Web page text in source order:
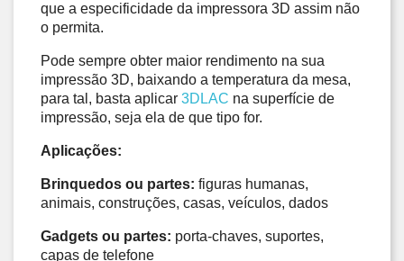
que a especificidade da impressora 3D assim não
o permita.
Pode sempre obter maior rendimento na sua
impressão 3D, baixando a temperatura da mesa,
para tal, basta aplicar 3DLAC na superfície de
impressão, seja ela de que tipo for.
Aplicações:
Brinquedos ou partes: figuras humanas,
animais, construções, casas, veículos, dados
Gadgets ou partes: porta-chaves, suportes,
capas de telefone